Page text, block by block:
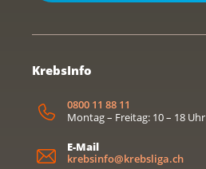
KrebsInfo
0800 11 88 11
Montag – Freitag: 10 – 18 Uhr
E-Mail
krebsinfo@krebsliga.ch